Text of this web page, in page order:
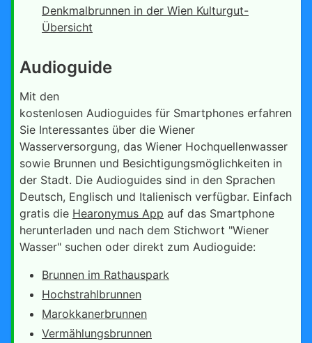
Denkmalbrunnen in der Wien Kulturgut-
Übersicht
Audioguide
Mit den
kostenlosen Audioguides für Smartphones erfahren
Sie Interessantes über die Wiener
Wasserversorgung, das Wiener Hochquellenwasser
sowie Brunnen und Besichtigungsmöglichkeiten in
der Stadt. Die Audioguides sind in den Sprachen
Deutsch, Englisch und Italienisch verfügbar. Einfach
gratis die Hearonymus App auf das Smartphone
herunterladen und nach dem Stichwort "Wiener
Wasser" suchen oder direkt zum Audioguide:
Brunnen im Rathauspark
Hochstrahlbrunnen
Marokkanerbrunnen
Vermählungsbrunnen